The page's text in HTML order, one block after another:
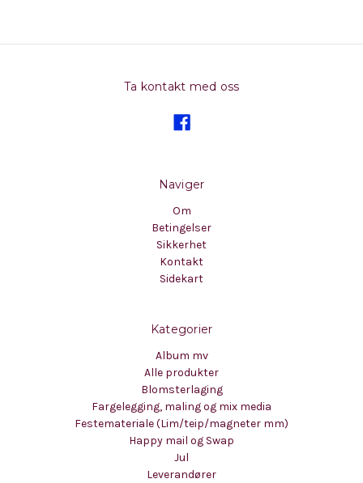
Ta kontakt med oss
Naviger
Om
Betingelser
Sikkerhet
Kontakt
Sidekart
Kategorier
Album mv
Alle produkter
Blomsterlaging
Fargelegging, maling og mix media
Festemateriale (Lim/teip/magneter mm)
Happy mail og Swap
Jul
Leverandører